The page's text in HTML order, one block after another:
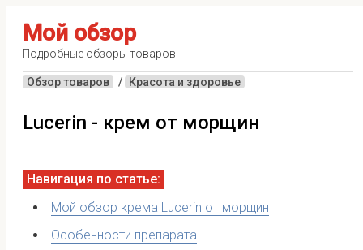
Мой обзор
Подробные обзоры товаров
Обзор товаров / Красота и здоровье
Lucerin - крем от морщин
Мой обзор крема Lucerin от морщин
Особенности препарата